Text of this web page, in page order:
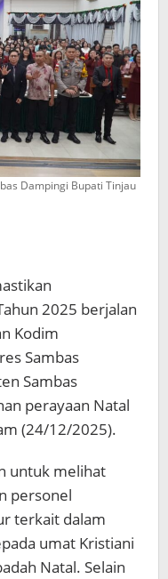
Dampingi Bupati Tinjau
2025 berjalan
Kodim
Sambas
Sambas
perayaan Natal
(24/12/2025).
untuk melihat
personel
terkait dalam
umat Kristiani
Natal. Selain